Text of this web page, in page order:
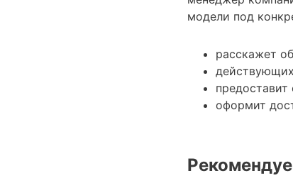
модели под
расскажет
предоставит
оформит